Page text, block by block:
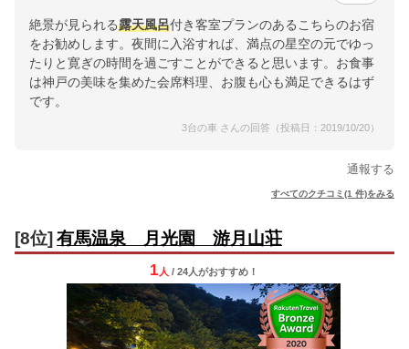
絶景が見られる露天風呂付き客室プランのあるこちらのお宿
をお勧めします。夜間に入浴すれば、満点の星空の元でゆっ
たりと寛ぎの時間を過ごすことができると思います。お食事
は神戸の美味を集めた会席料理、お腹も心も満足できるはず
です。
3台の車 さんの回答（投稿日：2019/10/20）
通報する
すべてのクチコミ(1 件)をみる
[8位] 有馬温泉 月光園 游月山荘
1 人 / 24人がおすすめ！